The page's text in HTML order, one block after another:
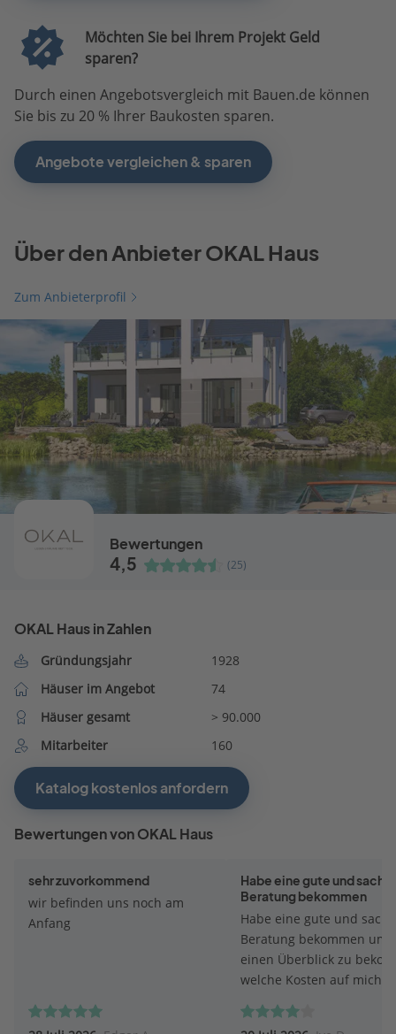
Möchten Sie bei Ihrem Projekt Geld
sparen?
Durch einen Angebotsvergleich mit Bauen.de können
Sie bis zu 20 % Ihrer Baukosten sparen.
Angebote vergleichen & sparen
Über den Anbieter OKAL Haus
Zum Anbieterprofil
Bewertungen
4,5 (25)
OKAL Haus in Zahlen
Gründungsjahr
1928
Häuser im Angebot
74
Häuser gesamt
> 90.000
Mitarbeiter
160
Katalog kostenlos anfordern
Bewertungen von OKAL Haus
sehr zuvorkommend
wir befinden uns noch am
Anfang
Habe eine gute und
Beratung bekommen
Habe eine gute und
Beratung bekommen um
einen Überblick zu
welche Kosten auf mich
Beratung ist mein